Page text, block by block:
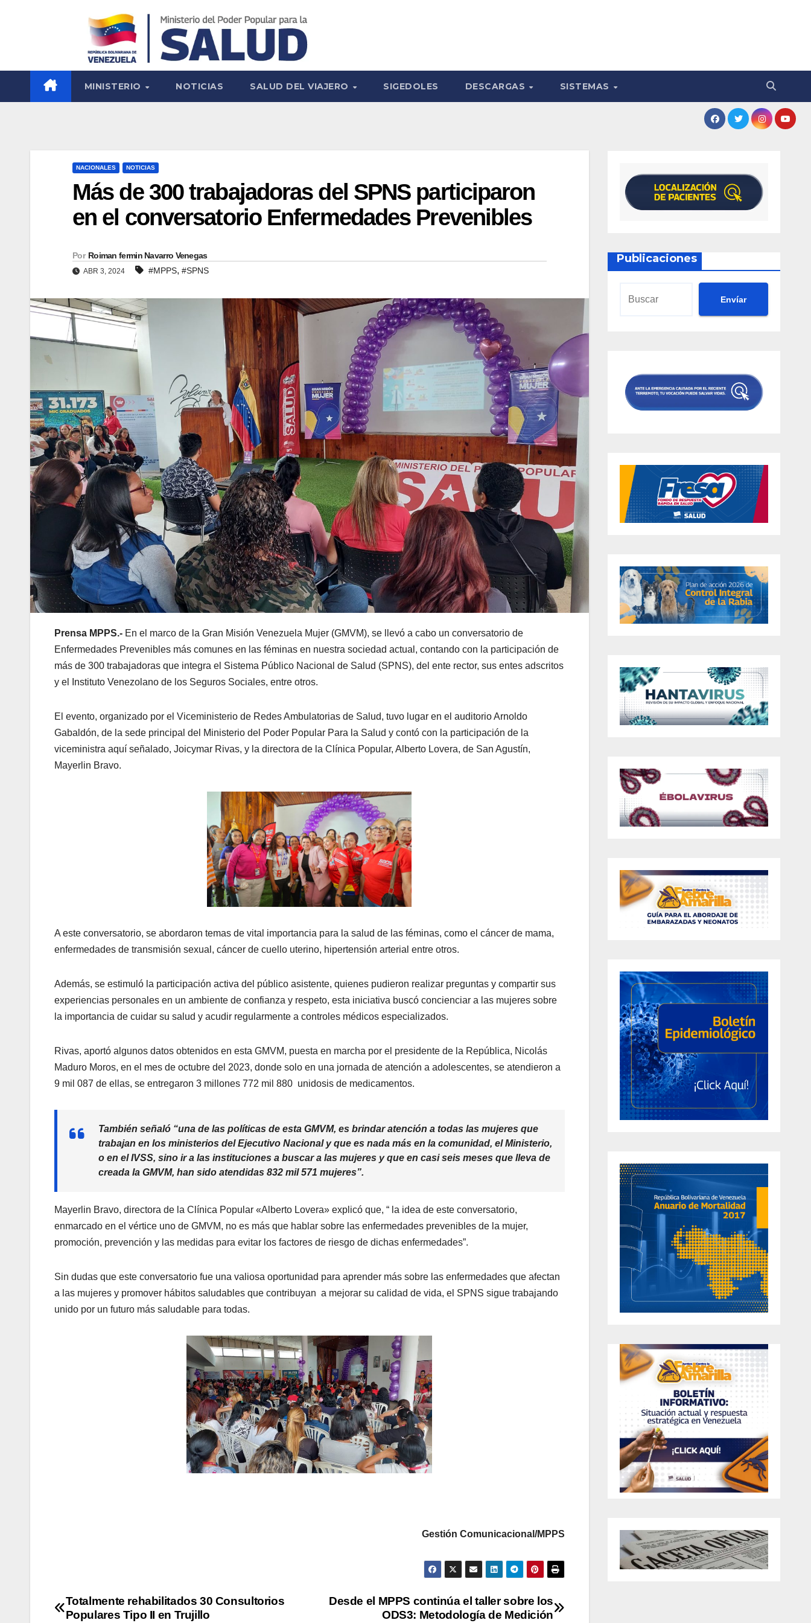
MINISTERIO NOTICIAS SALUD DEL VIAJERO SIGEDOLES DESCARGAS SISTEMAS
NACIONALES NOTICIAS
Más de 300 trabajadoras del SPNS participaron
en el conversatorio Enfermedades Prevenibles
Por Roiman fermin Navarro Venegas
ABR 3, 2024 #MPPS, #SPNS
Prensa MPPS.- En el marco de la Gran Misión Venezuela Mujer (GMVM), se llevó a cabo un conversatorio de
Enfermedades Prevenibles más comunes en las féminas en nuestra sociedad actual, contando con la participación de
más de 300 trabajadoras que integra el Sistema Público Nacional de Salud (SPNS), del ente rector, sus entes adscritos
y el Instituto Venezolano de los Seguros Sociales, entre otros.
El evento, organizado por el Viceministerio de Redes Ambulatorias de Salud, tuvo lugar en el auditorio Arnoldo
Gabaldón, de la sede principal del Ministerio del Poder Popular Para la Salud y contó con la participación de la
viceministra aquí señalado, Joicymar Rivas, y la directora de la Clínica Popular, Alberto Lovera, de San Agustín,
Mayerlin Bravo.
A este conversatorio, se abordaron temas de vital importancia para la salud de las féminas, como el cáncer de mama,
enfermedades de transmisión sexual, cáncer de cuello uterino, hipertensión arterial entre otros.
Además, se estimuló la participación activa del público asistente, quienes pudieron realizar preguntas y compartir sus
experiencias personales en un ambiente de confianza y respeto, esta iniciativa buscó concienciar a las mujeres sobre
la importancia de cuidar su salud y acudir regularmente a controles médicos especializados.
Rivas, aportó algunos datos obtenidos en esta GMVM, puesta en marcha por el presidente de la República, Nicolás
Maduro Moros, en el mes de octubre del 2023, donde solo en una jornada de atención a adolescentes, se atendieron a
9 mil 087 de ellas, se entregaron 3 millones 772 mil 880 unidosis de medicamentos.
También señaló “una de las políticas de esta GMVM, es brindar atención a todas las mujeres que
trabajan en los ministerios del Ejecutivo Nacional y que es nada más en la comunidad, el Ministerio,
o en el IVSS, sino ir a las instituciones a buscar a las mujeres y que en casi seis meses que lleva de
creada la GMVM, han sido atendidas 832 mil 571 mujeres”.
Mayerlin Bravo, directora de la Clínica Popular «Alberto Lovera» explicó que, “ la idea de este conversatorio,
enmarcado en el vértice uno de GMVM, no es más que hablar sobre las enfermedades prevenibles de la mujer,
promoción, prevención y las medidas para evitar los factores de riesgo de dichas enfermedades”.
Sin dudas que este conversatorio fue una valiosa oportunidad para aprender más sobre las enfermedades que afectan
a las mujeres y promover hábitos saludables que contribuyan a mejorar su calidad de vida, el SPNS sigue trabajando
unido por un futuro más saludable para todas.
Gestión Comunicacional/MPPS
Desde el MPPS continúa el taller sobre los
ODS3: Metodología de Medición
Totalmente rehabilitados 30 Consultorios
Populares Tipo II en Trujillo
Publicaciones
Envíar